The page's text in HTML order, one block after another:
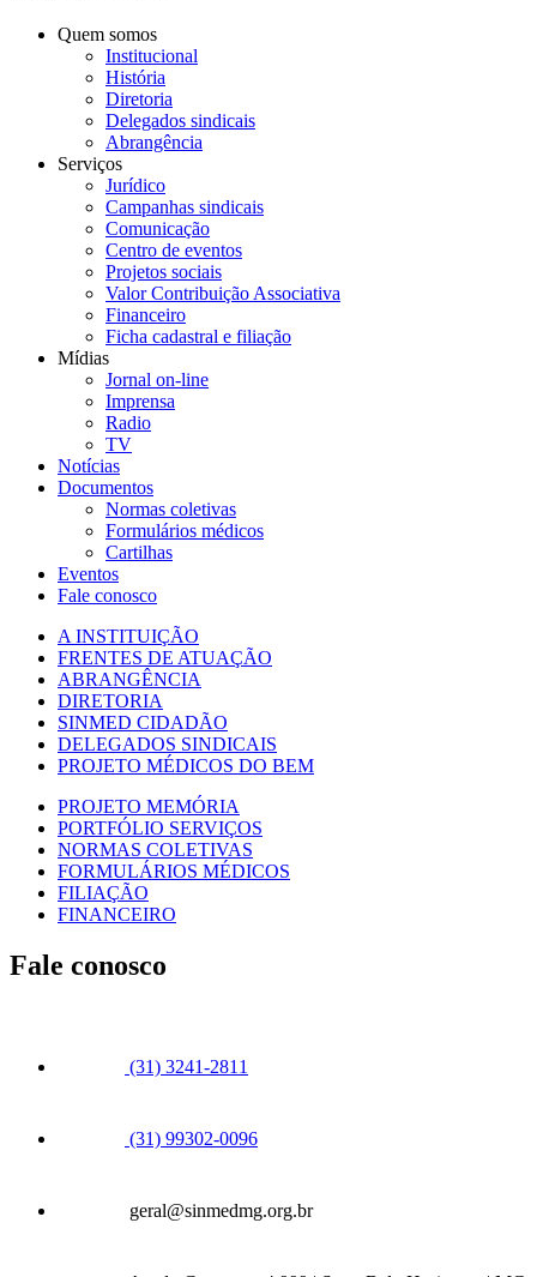
Quem somos
Institucional
História
Diretoria
Delegados sindicais
Abrangência
Serviços
Jurídico
Campanhas sindicais
Comunicação
Centro de eventos
Projetos sociais
Valor Contribuição Associativa
Financeiro
Ficha cadastral e filiação
Mídias
Jornal on-line
Imprensa
Radio
TV
Notícias
Documentos
Normas coletivas
Formulários médicos
Cartilhas
Eventos
Fale conosco
A INSTITUIÇÃO
FRENTES DE ATUAÇÃO
ABRANGÊNCIA
DIRETORIA
SINMED CIDADÃO
DELEGADOS SINDICAIS
PROJETO MÉDICOS DO BEM
PROJETO MEMÓRIA
PORTFÓLIO SERVIÇOS
NORMAS COLETIVAS
FORMULÁRIOS MÉDICOS
FILIAÇÃO
FINANCEIRO
Fale conosco
(31) 3241-2811
(31) 99302-0096
geral@sinmedmg.org.br